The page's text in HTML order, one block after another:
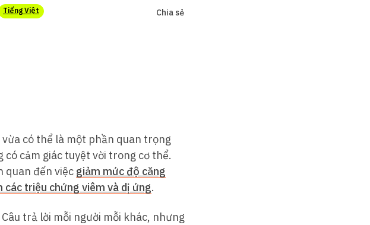
Tiếng Việt Chia sẻ
có thể là một phần quan trọng
cảm giác tuyệt vời trong cơ thể.
quan đến việc giảm mức độ căng
các triệu chứng viêm và dị ứng.
trả lời mỗi người mỗi khác, nhưng